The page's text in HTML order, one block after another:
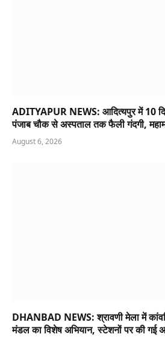
ADITYAPUR NEWS: आदित्यपुर में 10
पंजाब चौक से अस्पताल तक फैली गंदगी,
August 6, 2026
DHANBAD NEWS: श्रावणी मेला में
मंडल का विशेष अभियान, स्टेशनों पर की गई